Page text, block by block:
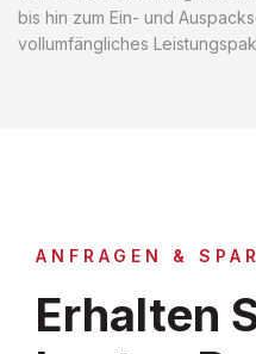
bis hin zum Ein- und
vollumfängliches
ANFRAGEN &
Erhalten